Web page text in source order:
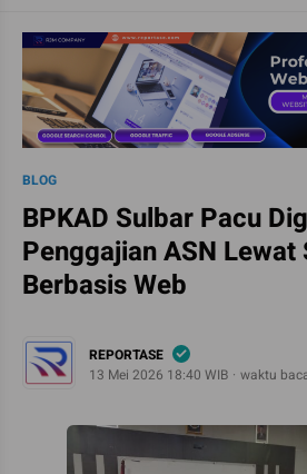
BLOG
BPKAD Sulbar Pacu
Penggajian ASN Lewat
Berbasis Web
REPORTASE
13 Mei 2026 18:40 WIB
waktu